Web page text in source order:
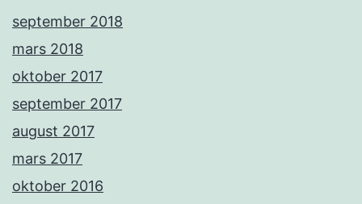
september 2018
mars 2018
oktober 2017
september 2017
august 2017
mars 2017
oktober 2016